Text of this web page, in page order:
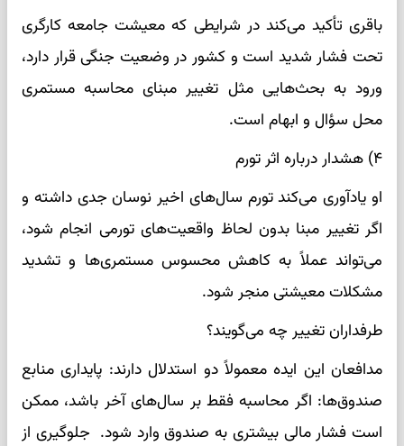
باقری تأکید می‌کند در شرایطی که معیشت جامعه کارگری
تحت فشار شدید است و کشور در وضعیت جنگی قرار دارد،
ورود به بحث‌هایی مثل تغییر مبنای محاسبه مستمری
محل سؤال و ابهام است.
۴) هشدار درباره اثر تورم
او یادآوری می‌کند تورم سال‌های اخیر نوسان جدی داشته و
اگر تغییر مبنا بدون لحاظ واقعیت‌های تورمی انجام شود،
می‌تواند عملاً به کاهش محسوس مستمری‌ها و تشدید
مشکلات معیشتی منجر شود.
طرفداران تغییر چه می‌گویند؟
مدافعان این ایده معمولاً دو استدلال دارند: پایداری منابع
صندوق‌ها: اگر محاسبه فقط بر سال‌های آخر باشد، ممکن
است فشار مالی بیشتری به صندوق وارد شود. جلوگیری از